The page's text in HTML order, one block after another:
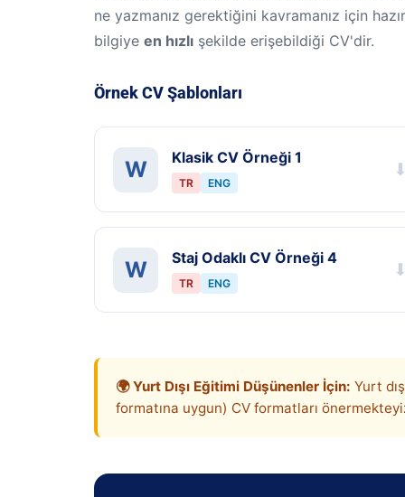
ne yazmanız gerektiğini kavramanız için
bilgiye en hızlı şekilde erişebildiği CV'dir.
Örnek CV Şablonları
W Klasik CV Örneği 1
TR ENG
W Staj Odaklı CV Örneği 4
TR ENG
🌍 Yurt Dışı Eğitimi Düşünenler İçin: Yurt
formatına uygun) CV formatları